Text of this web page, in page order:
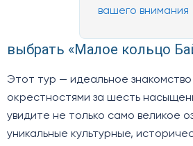
вашего внимания
выбрать «Малое кольцо
Этот тур — идеальное
окрестностями за шесть
увидите не только само великое
уникальные культурные,